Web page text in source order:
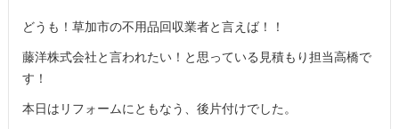
どうも！草加市の不用品回収業者と言えば！！
藤洋株式会社と言われたい！と思っている見積もり担当高橋で
す！
本日はリフォームにともなう、後片付けでした。